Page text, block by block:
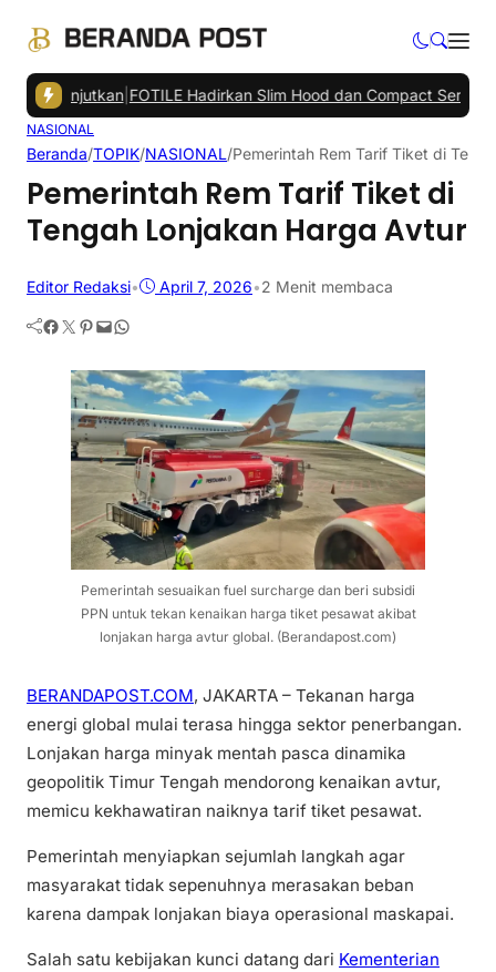
|FOTILE Hadirkan Slim Hood dan Compact Series di
NASIONAL
Beranda/TOPIK/NASIONAL/Pemerintah Rem Tarif Tiket di
Pemerintah Rem Tarif Tiket di
Tengah Lonjakan Harga Avtur
Editor Redaksi• April 7, 2026•2 Menit membaca
Facebook Twitter Pinterest Mail WhatsApp
Pemerintah sesuaikan fuel surcharge dan beri subsidi
PPN untuk tekan kenaikan harga tiket pesawat akibat
lonjakan harga avtur global. (Berandapost.com)
BERANDAPOST.COM, JAKARTA – Tekanan harga
energi global mulai terasa hingga sektor penerbangan.
Lonjakan harga minyak mentah pasca dinamika
geopolitik Timur Tengah mendorong kenaikan avtur,
memicu kekhawatiran naiknya tarif tiket pesawat.
Pemerintah menyiapkan sejumlah langkah agar
masyarakat tidak sepenuhnya merasakan beban
karena dampak lonjakan biaya operasional maskapai.
Salah satu kebijakan kunci datang dari Kementerian